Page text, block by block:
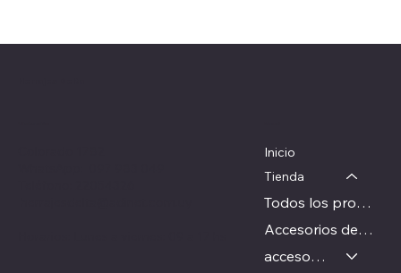
Inicio
Tienda
Todos los productos
Accesorios de carpinteria
accesorios de cocina